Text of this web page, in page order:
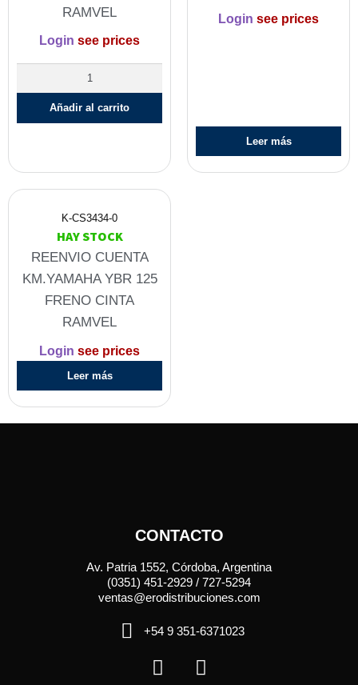
RAMVEL
Login see prices
Añadir al carrito
Login see prices
Leer más
K-CS3434-0
HAY STOCK
REENVIO CUENTA
KM.YAMAHA YBR 125
FRENO CINTA
RAMVEL
Login see prices
Leer más
CONTACTO
Av. Patria 1552, Córdoba, Argentina
(0351) 451-2929 / 727-5294
ventas@erodistribuciones.com
+54 9 351-6371023